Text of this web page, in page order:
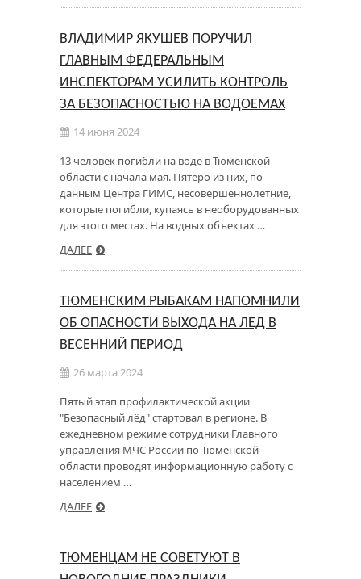
ВЛАДИМИР ЯКУШЕВ ПОРУЧИЛ
ГЛАВНЫМ ФЕДЕРАЛЬНЫМ
ИНСПЕКТОРАМ УСИЛИТЬ КОНТРОЛЬ
ЗА БЕЗОПАСНОСТЬЮ НА ВОДОЕМАХ
14 июня 2024
13 человек погибли на воде в Тюменской
области с начала мая. Пятеро из них, по
данным Центра ГИМС, несовершеннолетние,
которые погибли, купаясь в необорудованных
для этого местах. На водных объектах …
ДАЛЕЕ
ТЮМЕНСКИМ РЫБАКАМ НАПОМНИЛИ
ОБ ОПАСНОСТИ ВЫХОДА НА ЛЕД В
ВЕСЕННИЙ ПЕРИОД
26 марта 2024
Пятый этап профилактической акции
"Безопасный лёд" стартовал в регионе. В
ежедневном режиме сотрудники Главного
управления МЧС России по Тюменской
области проводят информационную работу с
населением …
ДАЛЕЕ
ТЮМЕНЦАМ НЕ СОВЕТУЮТ В